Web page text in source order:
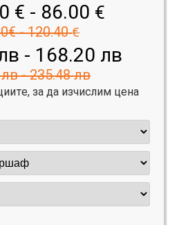
€ - 86.00 €
- 120.40 €
- 168.20 лв
- 235.48 лв
за да изчислим цена